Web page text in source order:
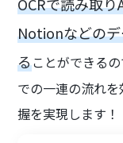
Notionなどの
ることができる
での一連の流れ
握を実現します！